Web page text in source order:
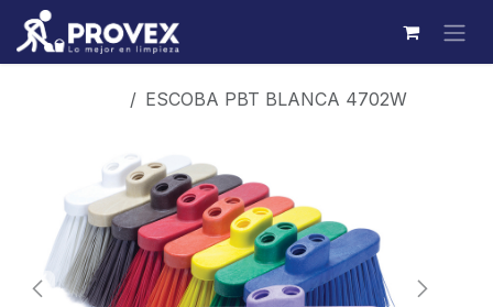
Ir al contenido
ESCOBA PBT BLANCA 4702W